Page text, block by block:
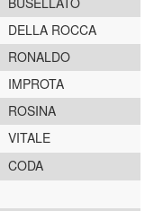
DELLA ROCCA
RONALDO
IMPROTA
ROSINA
VITALE
CODA